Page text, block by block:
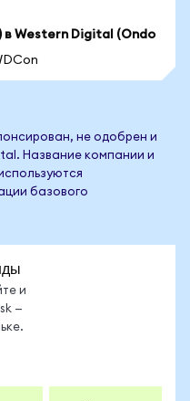
в Western Digital (Ondo
не одобрен и
Название компании и
базового
и
—